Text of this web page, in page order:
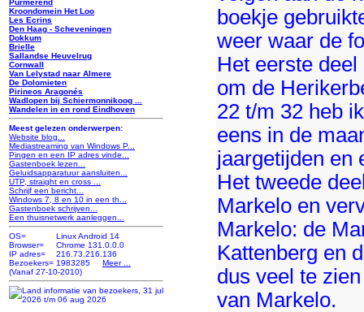
Purmerend
Kroondomein Het Loo
Les Ecrins
Den Haag - Scheveningen
Dokkum
Brielle
Sallandse Heuvelrug
Cornwall
Van Lelystad naar Almere
De Dolomieten
Pirineos Aragonés
Wadlopen bij Schiermonnikoog ...
Wandelen in en rond Eindhoven
Meest gelezen onderwerpen:
Website blog...
Mediastreaming van Windows P...
Pingen en een IP adres vinde...
Gastenboek lezen...
Geluidsapparatuur aansluiten...
UTP, straight en cross ...
Schrijf een bericht...
Windows 7, 8 en 10 in een th...
Gastenboek schrijven...
Een thuisnetwerk aanleggen...
OS=
Linux Android 14
Browser=
Chrome 131.0.0.0
IP adres=
216.73.216.136
Bezoekers= 1983285 Meer ...
(Vanaf 27-10-2010)
boekje
weer waar de
Het eerste
om de
22 t/m 32 heb
eens in de
jaargetijden en
Het tweede
Markelo en
Markelo: de
Kattenberg en
dus veel te
van Markelo.